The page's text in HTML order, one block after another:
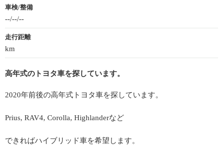
車検/整備
--/--/--
走行距離
km
高年式のトヨタ車を探しています。
2020年前後の高年式トヨタ車を探しています。
Prius, RAV4, Corolla, Highlanderなど
できればハイブリッド車を希望します。